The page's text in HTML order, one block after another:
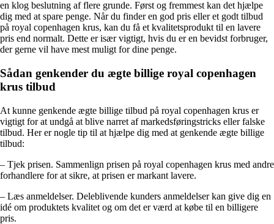
en klog beslutning af flere grunde. Først og fremmest kan det hjælpe
dig med at spare penge. Når du finder en god pris eller et godt tilbud
på royal copenhagen krus, kan du få et kvalitetsprodukt til en lavere
pris end normalt. Dette er især vigtigt, hvis du er en bevidst forbruger,
der gerne vil have mest muligt for dine penge.
Sådan genkender du ægte billige royal copenhagen
krus tilbud
At kunne genkende ægte billige tilbud på royal copenhagen krus er
vigtigt for at undgå at blive narret af markedsføringstricks eller falske
tilbud. Her er nogle tip til at hjælpe dig med at genkende ægte billige
tilbud:
– Tjek prisen. Sammenlign prisen på royal copenhagen krus med andre
forhandlere for at sikre, at prisen er markant lavere.
– Læs anmeldelser. Deleblivende kunders anmeldelser kan give dig en
idé om produktets kvalitet og om det er værd at købe til en billigere
pris.